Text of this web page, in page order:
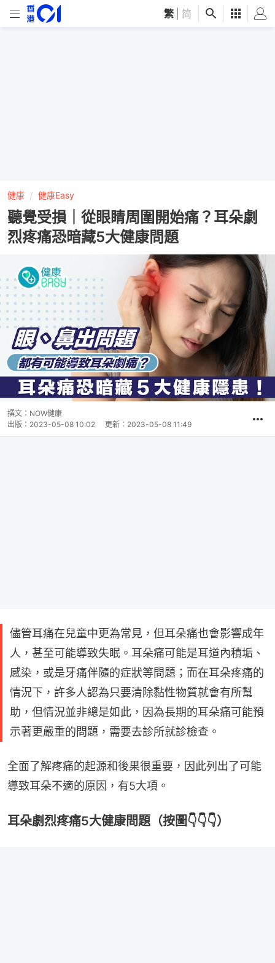
繁 简
健康 健康Easy
聽覺受損｜從眼睛周圍開始痛？耳朵劇
烈疼痛恐暗藏5大健康問題
撰文： NOW健康
出版： 2023-05-08 10:02 更新： 2023-05-08 11:49
儘管耳痛在兒童中更為常見，但耳朵痛也會影響成年
人，甚至可能導致失眠。耳朵痛可能是耳道內積垢、
感染，或是牙痛伴隨的症狀等問題；而在耳朵疼痛的
情況下，許多人認為只要清除黏性物質就會有所幫
助，但情況並非總是如此，因為長期的耳朵痛可能預
示著更嚴重的問題，需要去診所就診檢查。
全面了解疼痛的起源和後果很重要，因此列出了可能
導致耳朵不適的原因，有5大項。
耳朵劇烈疼痛5大健康問題（按圖👇👇👇）